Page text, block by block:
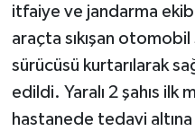
itfaiye ve jandarma
araçta sıkışan
sürücüsü kurtarılarak
edildi. Yaralı 2 şahıs ilk
hastanede tedavi altına